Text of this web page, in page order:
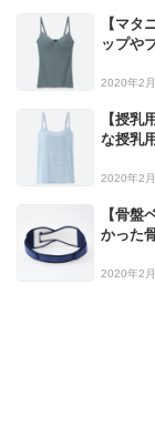
【マタ
ップや
2020年2
【授乳
な授乳
2020年2
【骨盤
かった
2020年2